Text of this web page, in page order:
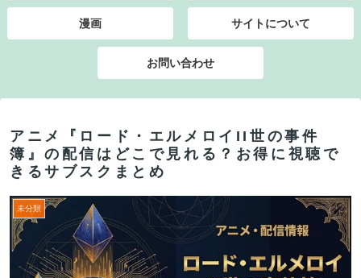
漫画 サイトについて
お問い合わせ
アニメ『ロード・エルメロイII世の事件
簿』の配信はどこで見れる？お得に視聴で
きるサブスクまとめ
未分類